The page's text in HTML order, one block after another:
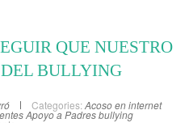
QUE NUESTRO
BULLYING
Categories: Acoso en internet
Apoyo a Padresbullying